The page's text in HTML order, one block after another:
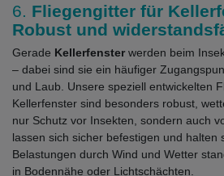
6. Fliegengitter für
Robust und
Gerade Kellerfenster werden beim
– dabei sind sie ein häufiger
und Laub. Unsere speziell entwickelten
Kellerfenster sind besonders robust,
nur Schutz vor Insekten, sondern auch
lassen sich sicher befestigen und halten
Belastungen durch Wind und Wetter
in Bodennähe oder Lichtschächten.